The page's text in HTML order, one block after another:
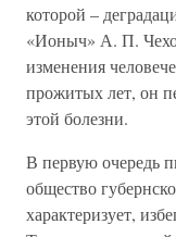
которой –
«Ионыч» А. П.
изменения
прожитых лет, он
этой болезни.
В первую очередь
общество
характеризует,